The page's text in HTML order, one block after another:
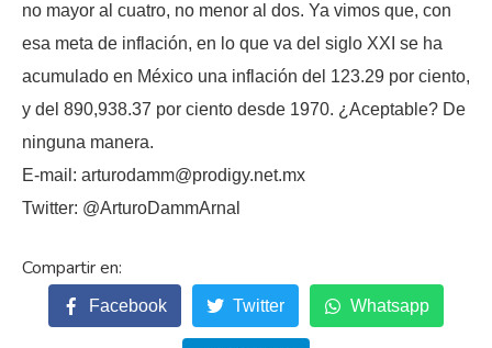
no mayor al cuatro, no menor al dos. Ya vimos que, con
esa meta de inflación, en lo que va del siglo XXI se ha
acumulado en México una inflación del 123.29 por ciento,
y del 890,938.37 por ciento desde 1970. ¿Aceptable? De
ninguna manera.
E-mail: arturodamm@prodigy.net.mx
Twitter: @ArturoDammArnal
Facebook Twitter Whatsapp